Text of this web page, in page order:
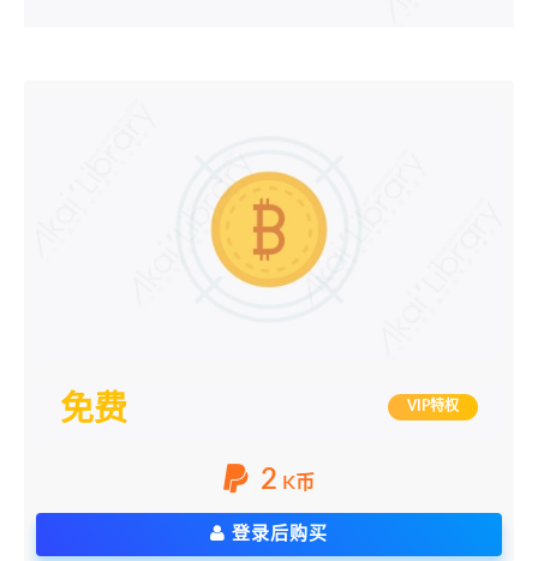
免费 VIP特权
2 K币
登录后购买